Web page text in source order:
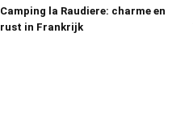
Camping la Raudiere: charme en
rust in Frankrijk